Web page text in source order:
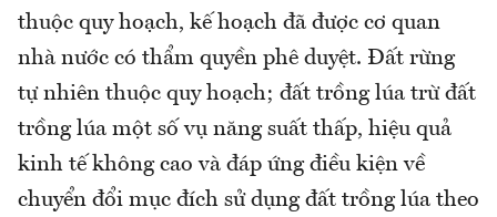
thuộc quy hoạch, kế hoạch đã được cơ quan
nhà nước có thẩm quyền phê duyệt. Đất rừng
tự nhiên thuộc quy hoạch; đất trồng lúa trừ đất
trồng lúa một số vụ năng suất thấp, hiệu quả
kinh tế không cao và đáp ứng điều kiện về
chuyển đổi mục đích sử dụng đất trồng lúa theo